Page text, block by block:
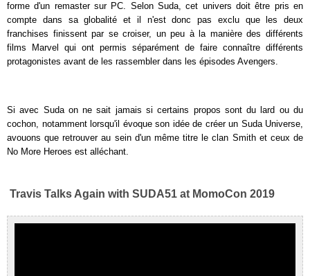
forme d'un remaster sur PC. Selon Suda, cet univers doit être pris en
compte dans sa globalité et il n'est donc pas exclu que les deux
franchises finissent par se croiser, un peu à la manière des différents
films Marvel qui ont permis séparément de faire connaître différents
protagonistes avant de les rassembler dans les épisodes Avengers.
Si avec Suda on ne sait jamais si certains propos sont du lard ou du
cochon, notamment lorsqu'il évoque son idée de créer un Suda Universe,
avouons que retrouver au sein d'un même titre le clan Smith et ceux de
No More Heroes est alléchant.
Travis Talks Again with SUDA51 at MomoCon 2019